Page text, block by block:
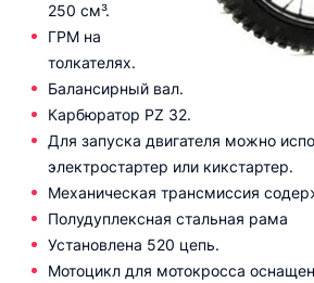
250 см³.
ГРМ на
толкателях.
Балансирный вал.
Карбюратор PZ 32.
Для запуска двигателя можно
электростартер или кикстартер.
Механическая трансмиссия
Полудуплексная стальная рама
Установлена 520 цепь.
Мотоцикл для мотокросса